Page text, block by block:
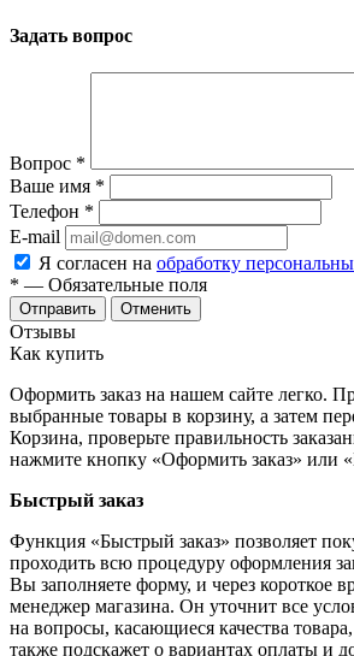
Задать вопрос
Вопрос *
Ваше имя *
Телефон *
E-mail
Я согласен на обработку
* — Обязательные поля
Отменить
Отзывы
Как купить
Оформить заказ на нашем сайте легко.
выбранные товары в корзину, а затем
Корзина, проверьте правильность
нажмите кнопку «Оформить заказ» или
Быстрый заказ
Функция «Быстрый заказ» позволяет
проходить всю процедуру оформления
Вы заполняете форму, и через короткое
менеджер магазина. Он уточнит все
на вопросы, касающиеся качества
также подскажет о вариантах оплаты и